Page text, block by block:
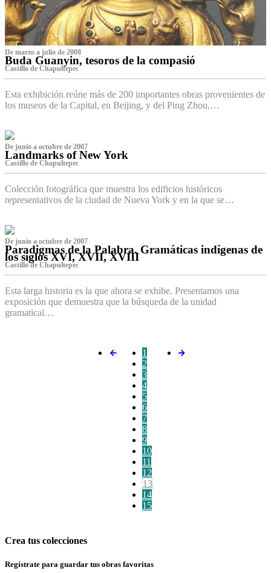
De marzo a julio de 2008
Buda Guanyin, tesoros de la compasió
Castillo de Chapultepec
Esta exhibición reúne más de 200 importantes obras provenientes de
los museos de la Capital, en Beijing, y del Ping Zhou,…
De junio a octubre de 2007
Landmarks of New York
Castillo de Chapultepec
Colección fotográfica que muestra los edificios históricos
representativos de la ciudad de Nueva York y en la que se…
De junio a octubre de 2007
Paradigmas de la Palabra. Gramáticas indígenas de
los siglos XVI, XVII, XVIII
Castillo de Chapultepec
Esta larga historia es la que ahora se exhibe. Presentamos una
exposición que demuestra que la búsqueda de la unidad
gramatical…
1
2
3
4
5
6
7
8
9
10
11
12
13
14
15
Crea tus colecciones
Regístrate para guardar tus obras favoritas